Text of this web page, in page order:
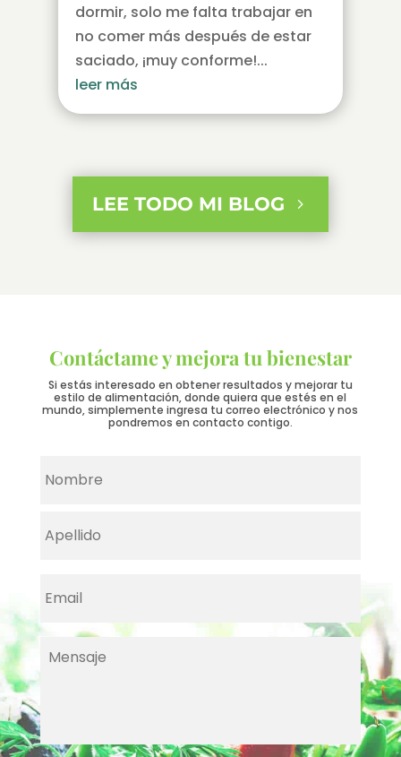
dormir, solo me falta trabajar en
no comer más después de estar
saciado, ¡muy conforme!...
leer más
LEE TODO MI BLOG
Contáctame y mejora tu bienestar
Si estás interesado en obtener resultados y mejorar tu
estilo de alimentación, donde quiera que estés en el
mundo, simplemente ingresa tu correo electrónico y nos
pondremos en contacto contigo.